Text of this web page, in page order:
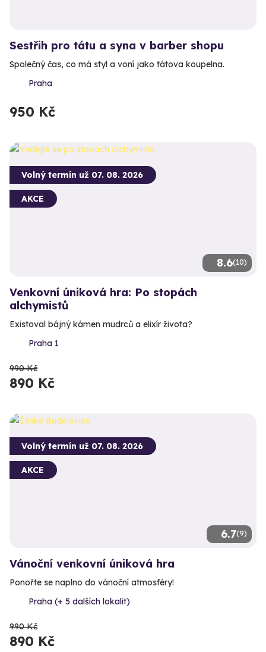
Sestřih pro tátu a syna v barber shopu
Společný čas, co má styl a voní jako tátova koupelna.
Praha
950 Kč
8.6(10)
Volný termín už 07. 08. 2026
AKCE
Venkovní úniková hra: Po stopách
alchymistů
Existoval bájný kámen mudrců a elixír života?
Praha 1
990 Kč
890 Kč
6.7(9)
Volný termín už 07. 08. 2026
AKCE
Vánoční venkovní úniková hra
Ponořte se naplno do vánoční atmosféry!
Praha (+ 5 dalších lokalit)
990 Kč
890 Kč